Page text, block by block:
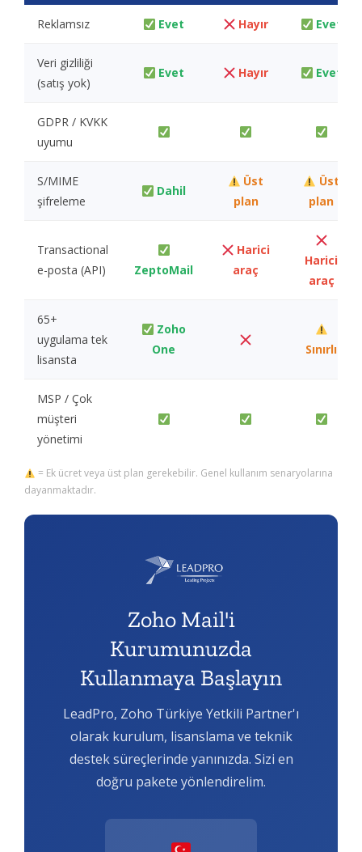
Reklamsız Evet Hayır Evet
Veri gizliliği
(satış yok)
Evet Hayır Evet
GDPR / KVKK
uyumu
S/MIME
şifreleme
Dahil
Üst
plan
Üst
plan
Transactional
e-posta (API)
ZeptoMail
Harici
araç
Harici
araç
65+
uygulama tek
lisansta
Zoho
One
Sınırlı
MSP / Çok
müşteri
yönetimi
= Ek ücret veya üst plan gerekebilir. Genel kullanım senaryolarına
dayanmaktadır.
Zoho Mail'i
Kurumunuzda
Kullanmaya Başlayın
LeadPro, Zoho Türkiye Yetkili Partner'ı
olarak kurulum, lisanslama ve teknik
destek süreçlerinde yanınızda. Sizi en
doğru pakete yönlendirelim.